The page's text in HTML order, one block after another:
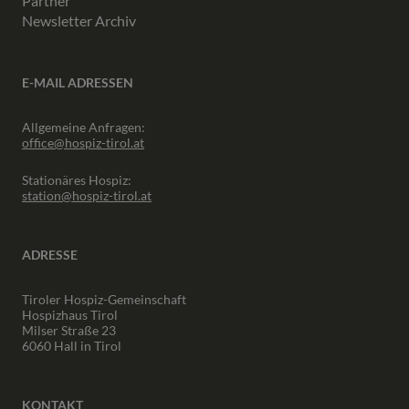
Newsletter Archiv
E-MAIL ADRESSEN
Allgemeine Anfragen:
office@hospiz-tirol.at
Stationäres Hospiz:
station@hospiz-tirol.at
ADRESSE
Tiroler Hospiz-Gemeinschaft
Hospizhaus Tirol
Milser Straße 23
6060 Hall in Tirol
KONTAKT